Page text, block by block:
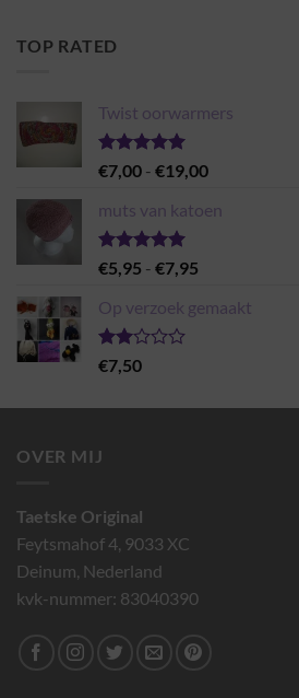
TOP RATED
Twist oorwarmers
Gewaardeerd
5.00
€7,00 - €19,00Prijsklasse:
tot
muts van katoen
Gewaardeerd
5.00
€5,95 - €7,95
tot
Op verzoek gemaakt
Gewaardeerd
2.00
€7,50
OVER MIJ
Taetske Original
Feytsmahof 4, 9033 XC
Deinum, Nederland
kvk-nummer: 83040390